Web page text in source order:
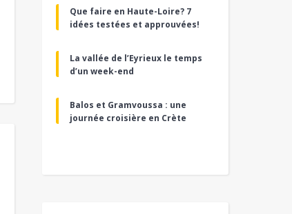
Que faire en Haute-Loire? 7
idées testées et approuvées!
La vallée de l’Eyrieux le temps
d’un week-end
Balos et Gramvoussa : une
journée croisière en Crète